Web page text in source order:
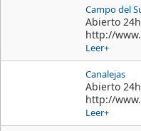
Campo del
Abierto
http://
Leer+
Canalejas
Abierto
http://
Leer+